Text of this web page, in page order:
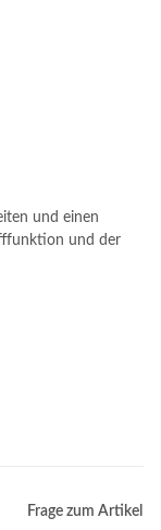
und einen
und der
Frage zum Artikel